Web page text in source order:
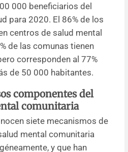
000 beneficiarios del
para 2020. El 86% de los
centros de salud mental
de las comunas tienen
corresponden al 77%
de 50 000 habitantes.
componentes del
comunitaria
siete mecanismos de
mental comunitaria
y que han